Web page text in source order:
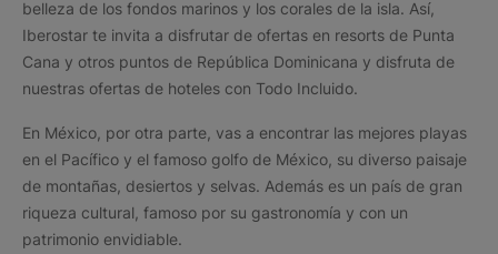
belleza de los fondos marinos y los corales de la isla. Así,
Iberostar te invita a disfrutar de ofertas en resorts de Punta
Cana y otros puntos de República Dominicana y disfruta de
nuestras ofertas de hoteles con Todo Incluido.
En México, por otra parte, vas a encontrar las mejores playas
en el Pacífico y el famoso golfo de México, su diverso paisaje
de montañas, desiertos y selvas. Además es un país de gran
riqueza cultural, famoso por su gastronomía y con un
patrimonio envidiable.